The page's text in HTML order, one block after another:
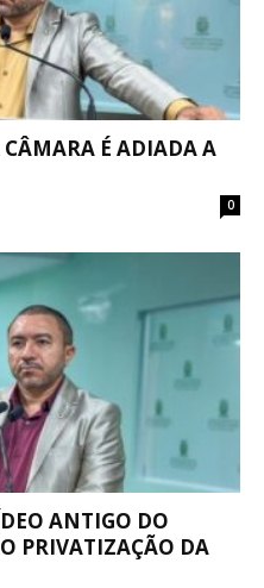
É ADIADA A
0
ANTIGO DO
PRIVATIZAÇÃO DA